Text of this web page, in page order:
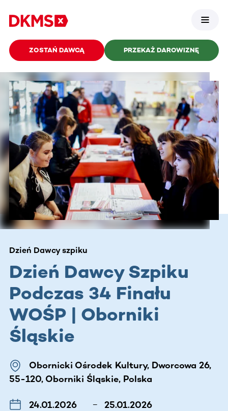
ZOSTAŃ DAWCĄ PRZEKAŻ DAROWIZNĘ
Dzień Dawcy szpiku
Dzień Dawcy Szpiku
Podczas 34 Finału
WOŚP | Oborniki
Śląskie
Obornicki Ośrodek Kultury, Dworcowa 26,
55-120, Oborniki Śląskie, Polska
24.01.2026 – 25.01.2026